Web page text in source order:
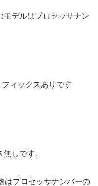
モデルはプロセッサナン
フィックスありです
しです。
はプロセッサナンバーの